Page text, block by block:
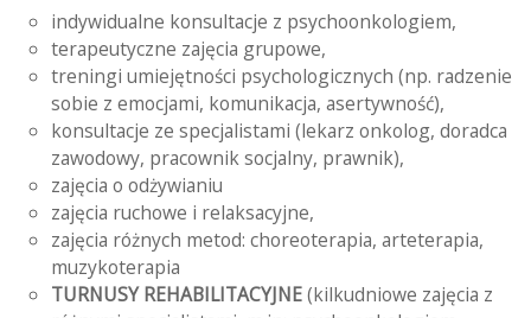
indywidualne konsultacje z psychoonkologiem,
terapeutyczne zajęcia grupowe,
treningi umiejętności psychologicznych (np. radzenie
sobie z emocjami, komunikacja, asertywność),
konsultacje ze specjalistami (lekarz onkolog, doradca
zawodowy, pracownik socjalny, prawnik),
zajęcia o odżywianiu
zajęcia ruchowe i relaksacyjne,
zajęcia różnych metod: choreoterapia, arteterapia,
muzykoterapia
TURNUSY REHABILITACYJNE(kilkudniowe zajęcia z